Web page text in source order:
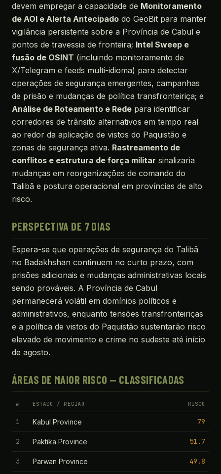
devem empregar a capacidade de Monitoramento
de AOI e Alerta Antecipado do GeoBit para manter
vigilância persistente sobre a Província de Cabul e
pontos de travessia de fronteira; Intel Sweep e
fusão de OSINT (incluindo monitoramento de
X/Telegram e feeds multi-idioma) para detectar
operações de segurança emergentes, campanhas
de prisão e mudanças de política transfronteiriça; e
Análise de Roteamento e Rede para identificar
corredores de trânsito alternativos em tempo real
ao redor da aplicação de vistos do Paquistão e
zonas de segurança ativa. Rastreamento de
conflitos e estrutura de força militar sinalizaria
mudanças em reorganizações de comando do
Talibã e postura operacional em províncias de alto
risco.
PERSPECTIVA DE 7 DIAS
Espera-se que operações de segurança do Talibã
no Badakhshan continuem no curto prazo, com
prisões adicionais e mudanças administrativas locais
sendo prováveis. A Província de Cabul
permanecerá volátil em domínios políticos e
administrativos, enquanto tensões transfronteiriças
e a política de vistos do Paquistão sustentarão risco
elevado de movimento e crime no sudeste até início
de agosto.
ÁREAS DE MAIOR RISCO — CLASSIFICADAS
# ESTADO / REGIÃO RISCO
1 Kabul Province 79
2 Paktika Province 51.7
3 Parwan Province 49.8